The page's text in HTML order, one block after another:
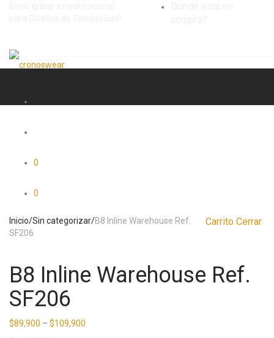
0
0
Inicio/Sin categorizar/B8 Inline Warehouse Ref.
SF206
B8 Inline Warehouse Ref.
SF206
$89,900 – $109,900
Carrito Cerrar